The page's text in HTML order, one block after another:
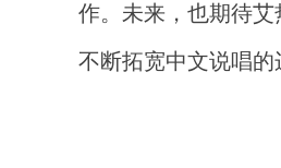
作。未来，也期待
不断拓宽中文说唱的